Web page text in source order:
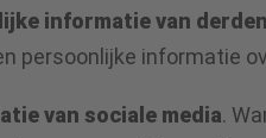
informatie van derden
persoonlijke informatie
van sociale media.